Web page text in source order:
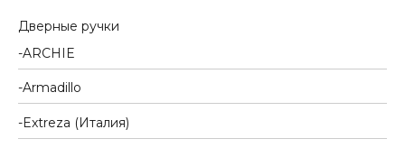
Дверные ручки
ARCHIE
Armadillo
Extreza (Италия)